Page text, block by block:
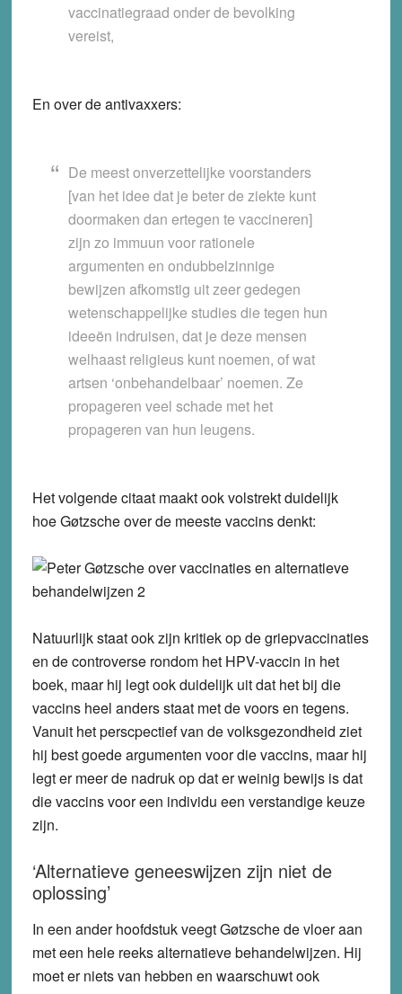
vaccinatiegraad onder de bevolking
vereist,
En over de antivaxxers:
De meest onverzettelijke voorstanders
[van het idee dat je beter de ziekte kunt
doormaken dan ertegen te vaccineren]
zijn zo immuun voor rationele
argumenten en ondubbelzinnige
bewijzen afkomstig uit zeer gedegen
wetenschappelijke studies die tegen hun
ideeën indruisen, dat je deze mensen
welhaast religieus kunt noemen, of wat
artsen ‘onbehandelbaar’ noemen. Ze
propageren veel schade met het
propageren van hun leugens.
Het volgende citaat maakt ook volstrekt duidelijk
hoe Gøtzsche over de meeste vaccins denkt:
Natuurlijk staat ook zijn kritiek op de griepvaccinaties
en de controverse rondom het HPV-vaccin in het
boek, maar hij legt ook duidelijk uit dat het bij die
vaccins heel anders staat met de voors en tegens.
Vanuit het perscpectief van de volksgezondheid ziet
hij best goede argumenten voor die vaccins, maar hij
legt er meer de nadruk op dat er weinig bewijs is dat
die vaccins voor een individu een verstandige keuze
zijn.
‘Alternatieve geneeswijzen zijn niet de
oplossing’
In een ander hoofdstuk veegt Gøtzsche de vloer aan
met een hele reeks alternatieve behandelwijzen. Hij
moet er niets van hebben en waarschuwt ook